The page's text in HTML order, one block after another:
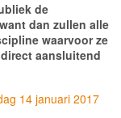
de
dan zullen alle
waarvoor ze
aansluitend
14 januari 2017